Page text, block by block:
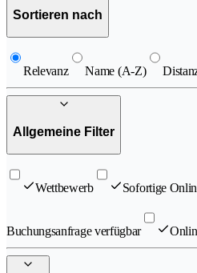
Sortieren nach
Relevanz Name (A-Z)
Allgemeine Filter
Wettbewerb Sofortige
Buchungsanfrage verfügbar